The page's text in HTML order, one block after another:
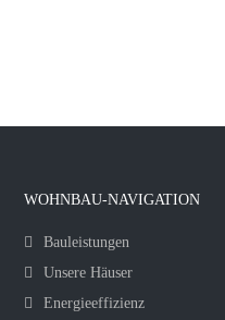
WOHNBAU-NAVIGATION
Bauleistungen
Unsere Häuser
Energieeffizienz